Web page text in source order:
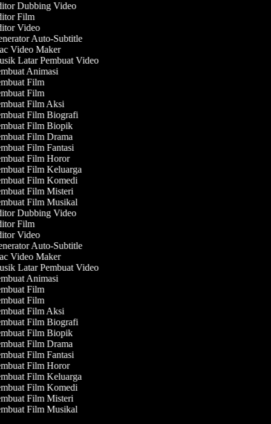
Dubbing Video
Film
Video
Auto-Subtitle
Video Maker
Latar Pembuat Video
Animasi
Film
Film
Film Aksi
Film Biografi
Film Biopik
Film Drama
Film Fantasi
Film Horor
Film Keluarga
Film Komedi
Film Misteri
Film Musikal
Dubbing Video
Film
Video
Auto-Subtitle
Video Maker
Latar Pembuat Video
Animasi
Film
Film
Film Aksi
Film Biografi
Film Biopik
Film Drama
Film Fantasi
Film Horor
Film Keluarga
Film Komedi
Film Misteri
Film Musikal